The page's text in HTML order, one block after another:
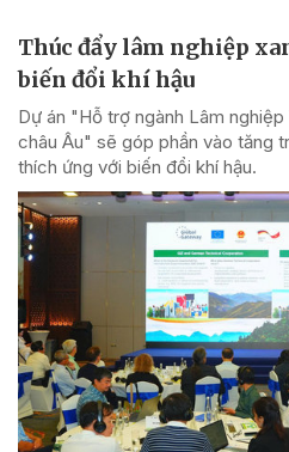
Thúc đẩy lâm nghiệp
biến đổi khí hậu
Dự án "Hỗ trợ ngành Lâm
châu Âu" sẽ góp phần vào tăng
thích ứng với biến đổi khí hậu.